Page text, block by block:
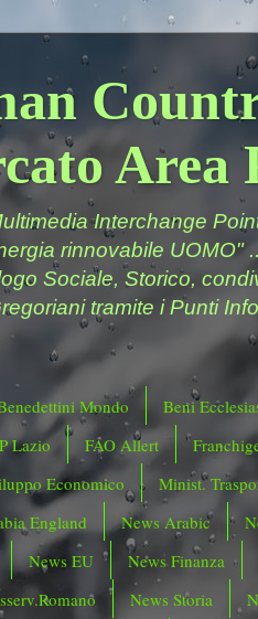
Area
Interchange
rinnovabile UOMO"
Sociale, Storico,
tramite i Punti
Mondo
Beni
Lazio FAO Allert
Economico
Minist.
England News Arabic
News EU
News Finanza
News Storia